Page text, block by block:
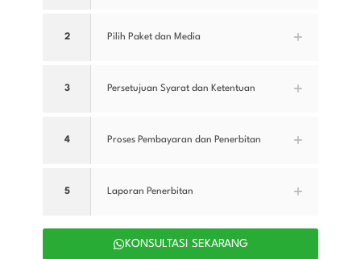
2 Pilih Paket dan Media
3 Persetujuan Syarat dan Ketentuan
4 Proses Pembayaran dan Penerbitan
5 Laporan Penerbitan
KONSULTASI SEKARANG